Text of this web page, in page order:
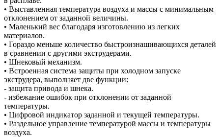
• Выставленная температура воздуха и массы с минимальным
отклонением от заданной величины.
• Маленький вес благодаря изготовлению из легких
материалов.
• Гораздо меньше количество быстроизнашивающихся деталей
в сравнении с другими экструдерами.
• Шнековый механизм.
• Встроенная система защиты при холодном запуске
экструдера, выполняет две функции:
- защита привода и шнека.
- избежание ошибок при отклонении от заданной
температуры.
• Цифровой индикатор заданной и текущей температуры.
• Раздельное управление температурой массы и температуры
воздуха.